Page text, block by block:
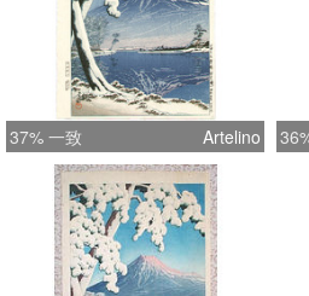
37% 一致 Artelino